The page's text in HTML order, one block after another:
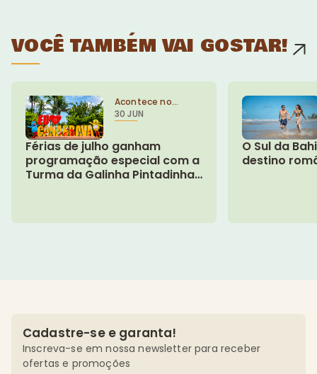
VOCÊ TAMBÉM VAI GOSTAR!
Acontece no
Resort
30 JUN
Férias de julho ganham
programação especial com a
Turma da Galinha Pintadinha
O Sul da
destino
Cadastre-se e garanta!
Inscreva-se em nossa newsletter para receber
ofertas e promoções